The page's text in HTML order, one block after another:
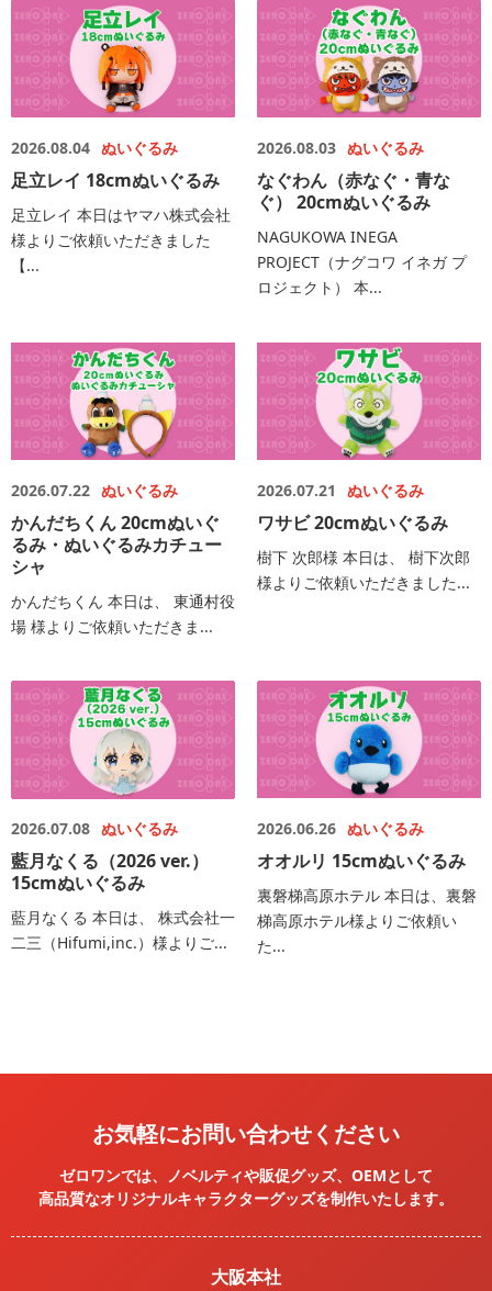
2026.08.04 ぬいぐるみ
足立レイ 18cmぬいぐるみ
足立レイ 本日はヤマハ株式会社
様よりご依頼いただきました
【...
2026.08.03 ぬいぐるみ
なぐわん（赤なぐ・青な
ぐ） 20cmぬいぐるみ
NAGUKOWA INEGA
PROJECT（ナグコワ イネガ プ
ロジェクト） 本...
2026.07.22 ぬいぐるみ
かんだちくん 20cmぬいぐ
るみ・ぬいぐるみカチュー
シャ
かんだちくん 本日は、 東通村役
場 様よりご依頼いただきま...
2026.07.21 ぬいぐるみ
ワサビ 20cmぬいぐるみ
樹下 次郎様 本日は、 樹下次郎
様よりご依頼いただきました...
2026.07.08 ぬいぐるみ
藍月なくる（2026 ver.）
15cmぬいぐるみ
藍月なくる 本日は、 株式会社一
二三（Hifumi,inc.）様よりご...
2026.06.26 ぬいぐるみ
オオルリ 15cmぬいぐるみ
裏磐梯高原ホテル 本日は、裏磐
梯高原ホテル様よりご依頼い
た...
お気軽にお問い合わせください
ゼロワンでは、ノベルティや販促グッズ、OEMとして
高品質なオリジナルキャラクターグッズを制作いたします。
大阪本社